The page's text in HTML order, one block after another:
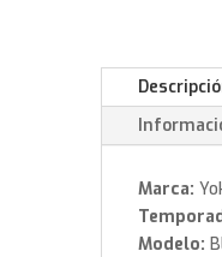
Marca:
Modelo: